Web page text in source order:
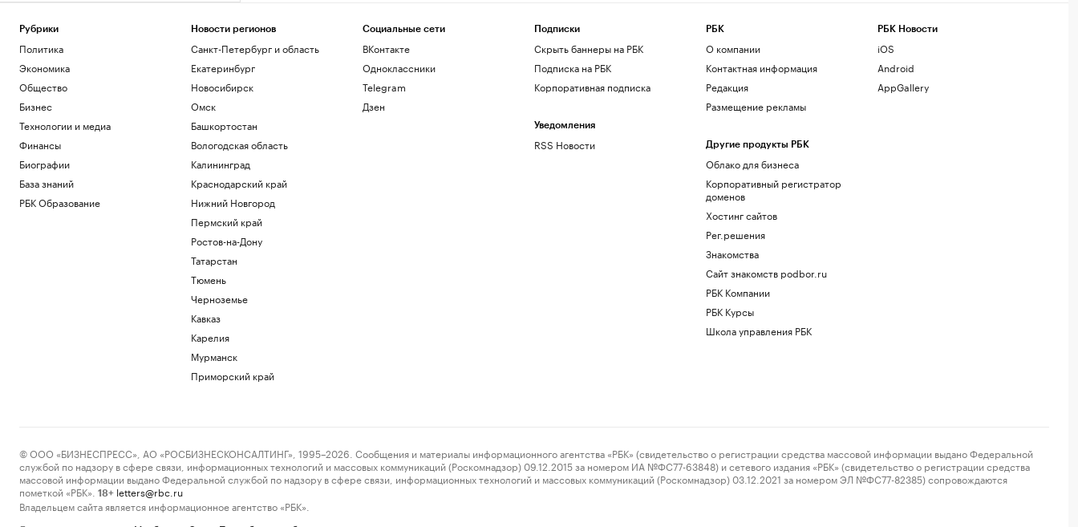
Рубрики
Политика
Экономика
Общество
Бизнес
Технологии и медиа
Финансы
Биографии
База знаний
РБК Образование
Новости регионов
Санкт-Петербург и область
Екатеринбург
Новосибирск
Омск
Башкортостан
Вологодская область
Калининград
Краснодарский край
Нижний Новгород
Пермский край
Ростов-на-Дону
Татарстан
Тюмень
Черноземье
Кавказ
Карелия
Мурманск
Приморский край
Социальные сети
ВКонтакте
Одноклассники
Telegram
Дзен
Подписки
Скрыть баннеры на РБК
Подписка на РБК
Корпоративная подписка
Уведомления
RSS Новости
РБК
О компании
Контактная информация
Редакция
Размещение рекламы
Другие продукты РБК
Облако для бизнеса
Корпоративный регистратор
доменов
Хостинг сайтов
Рег.решения
Знакомства
Сайт знакомств podbor.ru
РБК Компании
РБК Курсы
Школа управления РБК
РБК Новости
iOS
Android
AppGallery
© ООО «БИЗНЕСПРЕСС», АО «РОСБИЗНЕСКОНСАЛТИНГ», 1995–2026. Сообщения и материалы информационного агентства «РБК» (свидетельство о регистрации средства массовой информации выдано Федеральной
службой по надзору в сфере связи, информационных технологий и массовых коммуникаций (Роскомнадзор) 09.12.2015 за номером ИА №ФС77-63848) и сетевого издания «РБК» (свидетельство о регистрации средства
массовой информации выдано Федеральной службой по надзору в сфере связи, информационных технологий и массовых коммуникаций (Роскомнадзор) 03.12.2021 за номером ЭЛ №ФС77-82385) сопровождаются
пометкой «РБК».
18+ letters@rbc.ru
Владельцем сайта является информационное агентство «РБК».